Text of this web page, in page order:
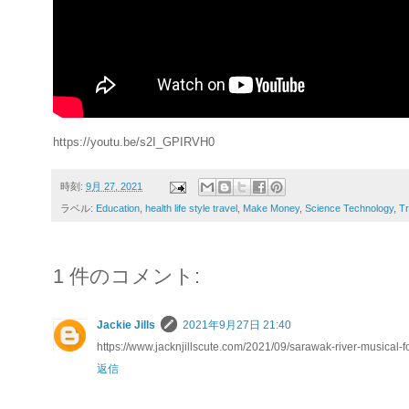
https://youtu.be/s2I_GPIRVH0
時刻: 9月 27, 2021
ラベル: Education health life style travel Make Money, Science Technology,
1 件のコメント:
Jackie Jills
2021年9月27日 21:40
https://www.jacknjillscute.com/2021/09/sarawak-river-musical-
返信